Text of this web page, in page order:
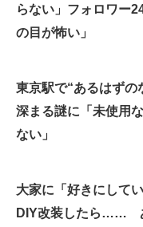
らない」フォロワー
の目が怖い」
東京駅で“あるはず
深まる謎に「未使用
ない」
大家に「好きにして
DIY改装したら……